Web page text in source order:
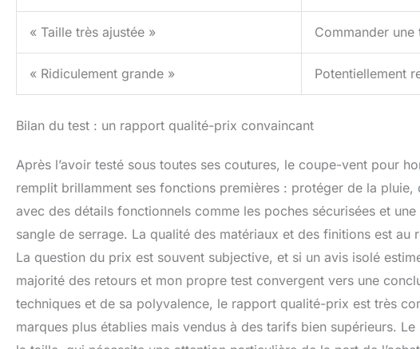
« Taille très ajustée » Commander une
« Ridiculement grande » Potentiellement
Bilan du test : un rapport qualité-prix convaincant
Après l’avoir testé sous toutes ses coutures, le coupe-vent pour
remplit brillamment ses fonctions premières : protéger de la
avec des détails fonctionnels comme les poches sécurisées et
sangle de serrage. La qualité des matériaux et des finitions est
La question du prix est souvent subjective, et si un avis isolé
majorité des retours et mon propre test convergent vers une
techniques et de sa polyvalence, le rapport qualité-prix est très
marques plus établies mais vendus à des tarifs bien supérieurs.